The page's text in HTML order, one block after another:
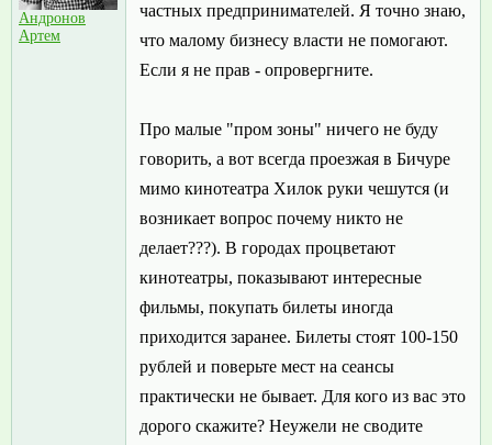
Андронов
Артем
частных предпринимателей. Я точно знаю,
что малому бизнесу власти не помогают.
Если я не прав - опровергните.
Про малые "пром зоны" ничего не буду
говорить, а вот всегда проезжая в Бичуре
мимо кинотеатра Хилок руки чешутся (и
возникает вопрос почему никто не
делает???). В городах процветают
кинотеатры, показывают интересные
фильмы, покупать билеты иногда
приходится заранее. Билеты стоят 100-150
рублей и поверьте мест на сеансы
практически не бывает. Для кого из вас это
дорого скажите? Неужели не сводите